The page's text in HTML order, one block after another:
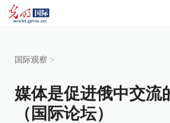
国际观察 >
媒体是促进俄中交流
（国际论坛）